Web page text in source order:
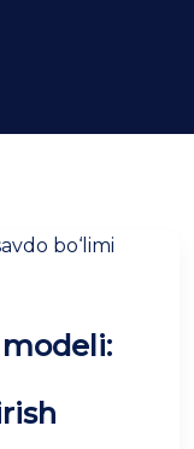
modeli: